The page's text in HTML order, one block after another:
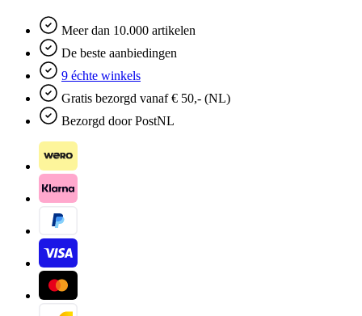
Meer dan 10.000 artikelen
De beste aanbiedingen
9 échte winkels
Gratis bezorgd vanaf € 50,- (NL)
Bezorgd door PostNL